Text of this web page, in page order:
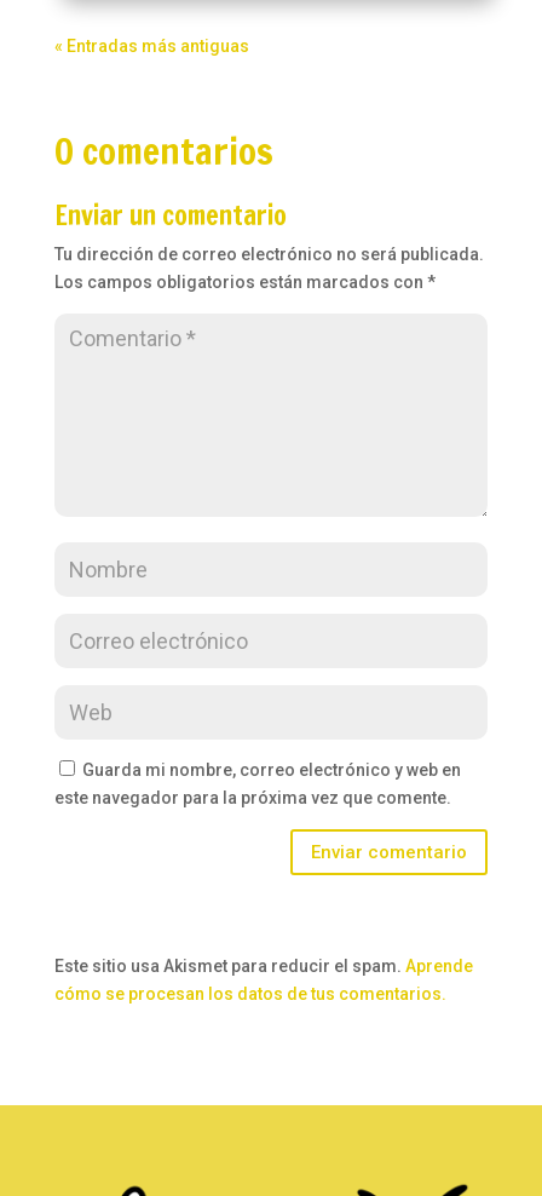
« Entradas más antiguas
0 comentarios
Enviar un comentario
Tu dirección de correo electrónico no será publicada.
Los campos obligatorios están marcados con *
Guarda mi nombre, correo electrónico y web en
este navegador para la próxima vez que comente.
Enviar comentario
Este sitio usa Akismet para reducir el spam. Aprende
cómo se procesan los datos de tus comentarios.